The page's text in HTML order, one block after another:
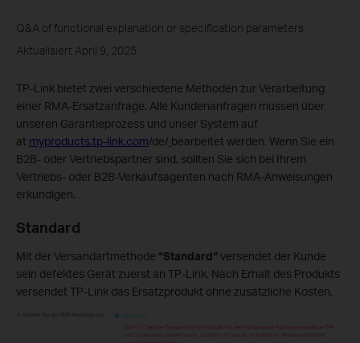
Q&A of functional explanation or specification parameters
Aktualisiert April 9, 2025
TP-Link bietet zwei verschiedene Methoden zur Verarbeitung
einer RMA-Ersatzanfrage. Alle Kundenanfragen müssen über
unseren Garantieprozess und unser System auf
at myproducts.tp-link.com/de/ bearbeitet werden. Wenn Sie ein
B2B- oder Vertriebspartner sind, sollten Sie sich bei Ihrem
Vertriebs- oder B2B-Verkaufsagenten nach RMA-Anweisungen
erkundigen.
Standard
Mit der Versandartmethode “Standard“ versendet der Kunde
sein defektes Gerät zuerst an TP-Link. Nach Erhalt des Produkts
versendet TP-Link das Ersatzprodukt ohne zusätzliche Kosten.